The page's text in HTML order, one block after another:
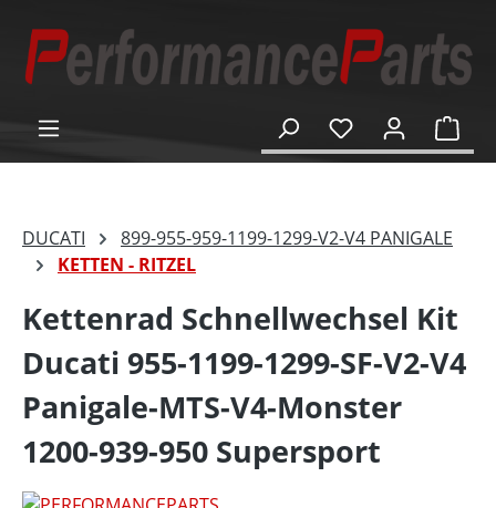
springen
DUCATI
899-955-959-1199-1299-V2-V4 PANIGALE
KETTEN - RITZEL
Kettenrad Schnellwechsel Kit
Ducati 955-1199-1299-SF-V2-V4
Panigale-MTS-V4-Monster
1200-939-950 Supersport